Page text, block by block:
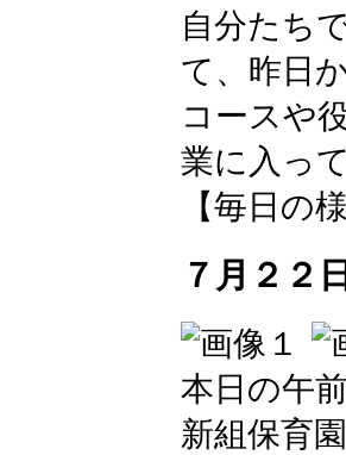
自分たち
て、昨日
コースや
業に入っ
【毎日の
７月２２
本日の午
新組保育